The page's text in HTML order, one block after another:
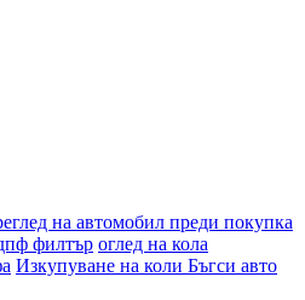
на автомобил преди покупка
филтър оглед на кола
Изкупуване на коли Бъгси авто